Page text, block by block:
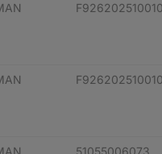
F926202510010
F926202510010
51055006073